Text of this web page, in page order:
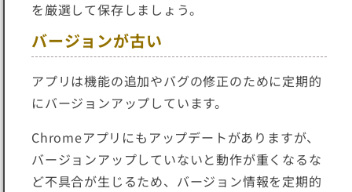
を厳選して保存しましょう。
バージョンが古い
アプリは機能の追加やバグの修正のために定期的
にバージョンアップしています。
Chromeアプリにもアップデートがありますが、
バージョンアップしていないと動作が重くなるな
ど不具合が生じるため、バージョン情報を定期的